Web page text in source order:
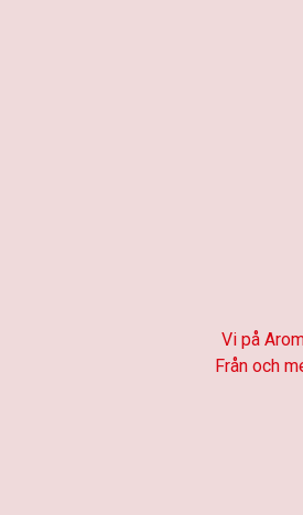
Vi på
Från och